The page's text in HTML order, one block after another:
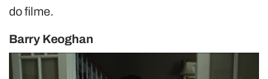
do filme.
Barry Keoghan